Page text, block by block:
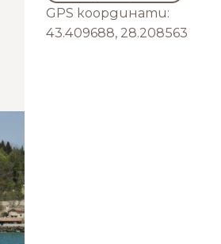
GPS координати:
43.409688, 28.208563